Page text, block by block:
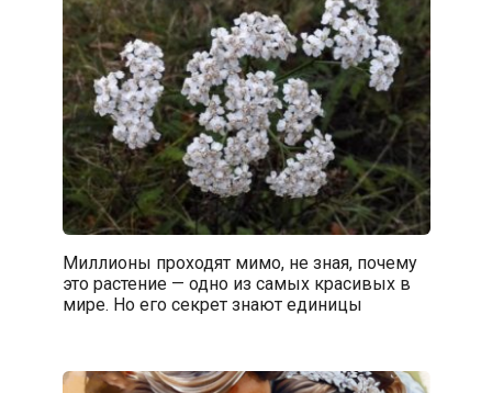
Миллионы проходят мимо, не зная, почему
это растение — одно из самых красивых в
мире. Но его секрет знают единицы